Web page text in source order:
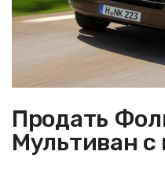
Продать
Мультиван с